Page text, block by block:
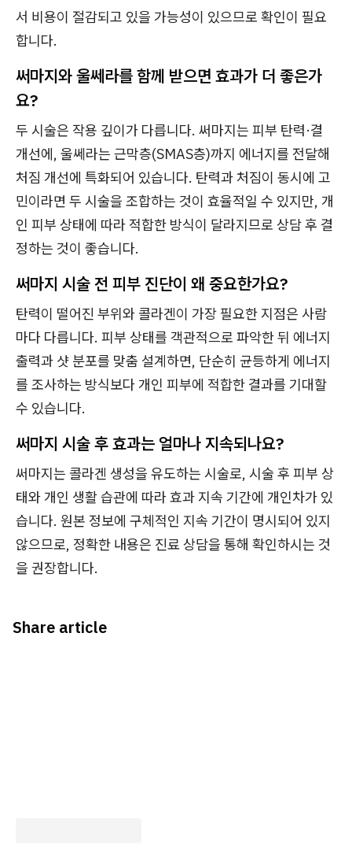
서 비용이 절감되고 있을 가능성이 있으므로 확인이 필요
합니다.
써마지와 울쎄라를 함께 받으면 효과가 더 좋은가
요?
두 시술은 작용 깊이가 다릅니다. 써마지는 피부 탄력·결
개선에, 울쎄라는 근막층(SMAS층)까지 에너지를 전달해
처짐 개선에 특화되어 있습니다. 탄력과 처짐이 동시에 고
민이라면 두 시술을 조합하는 것이 효율적일 수 있지만, 개
인 피부 상태에 따라 적합한 방식이 달라지므로 상담 후 결
정하는 것이 좋습니다.
써마지 시술 전 피부 진단이 왜 중요한가요?
탄력이 떨어진 부위와 콜라겐이 가장 필요한 지점은 사람
마다 다릅니다. 피부 상태를 객관적으로 파악한 뒤 에너지
출력과 샷 분포를 맞춤 설계하면, 단순히 균등하게 에너지
를 조사하는 방식보다 개인 피부에 적합한 결과를 기대할
수 있습니다.
써마지 시술 후 효과는 얼마나 지속되나요?
써마지는 콜라겐 생성을 유도하는 시술로, 시술 후 피부 상
태와 개인 생활 습관에 따라 효과 지속 기간에 개인차가 있
습니다. 원본 정보에 구체적인 지속 기간이 명시되어 있지
않으므로, 정확한 내용은 진료 상담을 통해 확인하시는 것
을 권장합니다.
Share article